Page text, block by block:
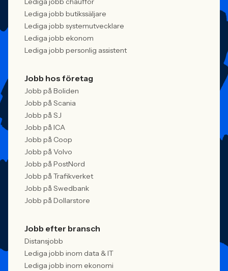
Lediga jobb butikssäljare
Lediga jobb systemutvecklare
Lediga jobb ekonom
Lediga jobb personlig assistent
Jobb hos företag
Jobb på Boliden
Jobb på Scania
Jobb på SJ
Jobb på ICA
Jobb på Coop
Jobb på Volvo
Jobb på PostNord
Jobb på Trafikverket
Jobb på Swedbank
Jobb på Dollarstore
Jobb efter bransch
Distansjobb
Lediga jobb inom data & IT
Lediga jobb inom ekonomi